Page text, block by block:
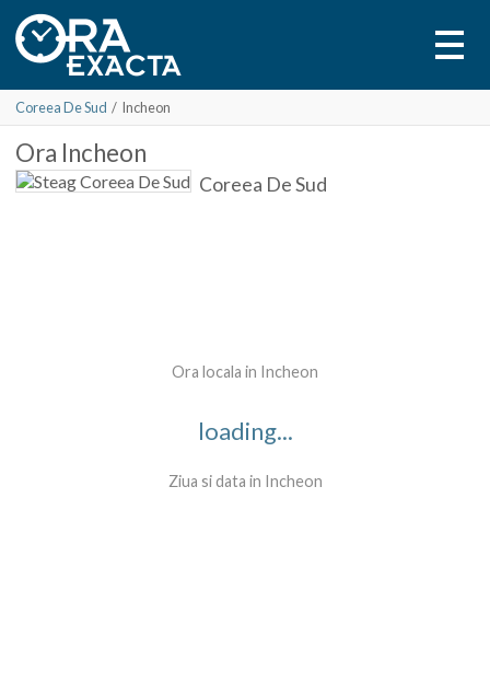
Coreea De Sud / Incheon
Ora Incheon
Coreea De Sud
Ora locala in Incheon
loading...
Ziua si data in Incheon